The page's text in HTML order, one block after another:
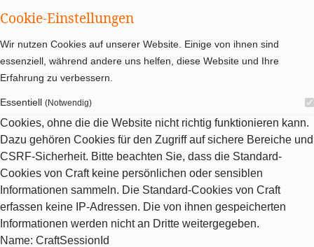
Cookie-Einstellungen
Wir nutzen Cookies auf unserer Website. Einige von ihnen sind
essenziell, während andere uns helfen, diese Website und Ihre
Erfahrung zu verbessern.
Essentiell (Notwendig)
Cookies, ohne die die Website nicht richtig funktionieren kann.
Dazu gehören Cookies für den Zugriff auf sichere Bereiche und
CSRF-Sicherheit. Bitte beachten Sie, dass die Standard-
Cookies von Craft keine persönlichen oder sensiblen
Informationen sammeln. Die Standard-Cookies von Craft
erfassen keine IP-Adressen. Die von ihnen gespeicherten
Informationen werden nicht an Dritte weitergegeben.
Name: CraftSessionId